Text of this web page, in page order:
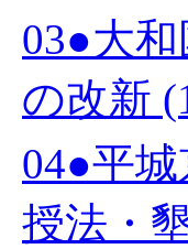
03●大
の改新
04●平
授法・